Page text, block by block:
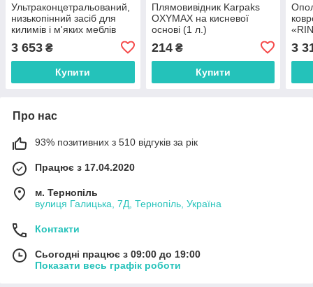
Ультраконцетральований,
низькопінний засіб для
килимів і м'яких меблів
10, 10 кг
3 653 ₴
Купити
Плямовивідник Karpaks
OXYMAX на кисневої
основі (1 л.)
214₴
Купити
3
Про нас
93% позитивних з 510 відгуків за рік
Працює з 17.04.2020
м. Тернопіль
вулиця Галицька, 7Д, Тернопіль, Україна
Контакти
Сьогодні працює з 09:00 до 19:00
Показати весь графік роботи